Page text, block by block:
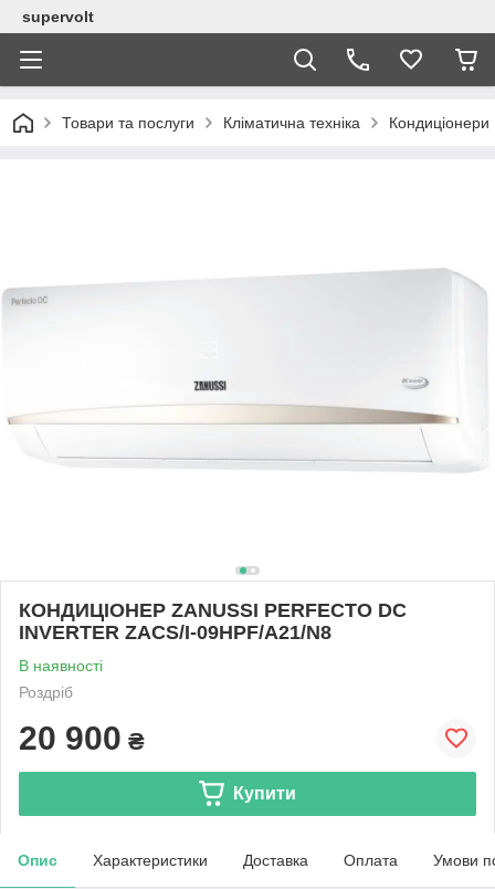
supervolt
Товари та послуги Кліматична техніка Кондиціонери
КОНДИЦІОНЕР ZANUSSI PERFECTO DC
INVERTER ZACS/I-09HPF/A21/N8
В наявності
Роздріб
20 900 ₴
Купити
Опис Характеристики Доставка Оплата Умови